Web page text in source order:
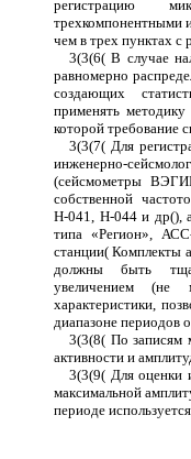
регистрацию
трехкомпонентными
чем в трех пунктах с
3(3(6( В случае
равномерно
создающих
применять
которой требование
3(3(7( Для
инженерно-
(сейсмометры
собственной
Н-041, Н-044 и др(),
типа «Регион»,
станции( Комплекты
должны быть
увеличением (не
характеристики,
диапазоне периодов
3(3(8( По записям
активности и
3(3(9( Для оценки
максимальной
периоде